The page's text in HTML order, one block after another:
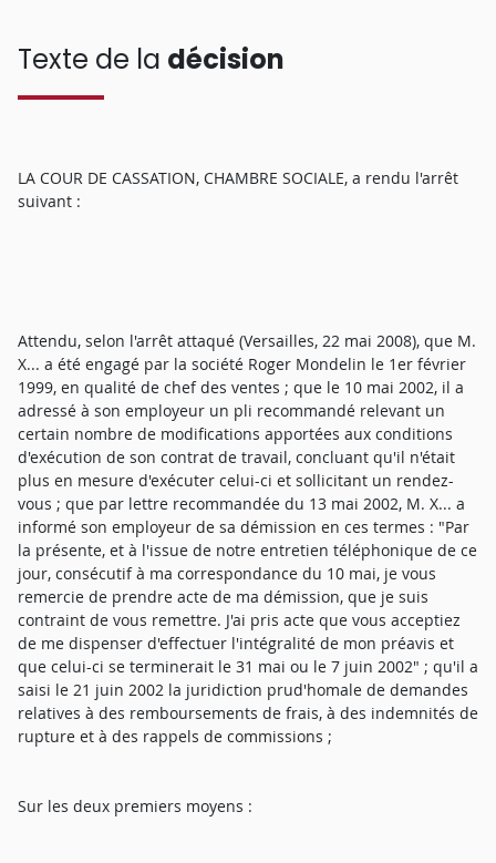
Texte de la décision
LA COUR DE CASSATION, CHAMBRE SOCIALE, a rendu l'arrêt
suivant :
Attendu, selon l'arrêt attaqué (Versailles, 22 mai 2008), que M.
X... a été engagé par la société Roger Mondelin le 1er février
1999, en qualité de chef des ventes ; que le 10 mai 2002, il a
adressé à son employeur un pli recommandé relevant un
certain nombre de modifications apportées aux conditions
d'exécution de son contrat de travail, concluant qu'il n'était
plus en mesure d'exécuter celui-ci et sollicitant un rendez-
vous ; que par lettre recommandée du 13 mai 2002, M. X... a
informé son employeur de sa démission en ces termes : "Par
la présente, et à l'issue de notre entretien téléphonique de ce
jour, consécutif à ma correspondance du 10 mai, je vous
remercie de prendre acte de ma démission, que je suis
contraint de vous remettre. J'ai pris acte que vous acceptiez
de me dispenser d'effectuer l'intégralité de mon préavis et
que celui-ci se terminerait le 31 mai ou le 7 juin 2002" ; qu'il a
saisi le 21 juin 2002 la juridiction prud'homale de demandes
relatives à des remboursements de frais, à des indemnités de
rupture et à des rappels de commissions ;
Sur les deux premiers moyens :